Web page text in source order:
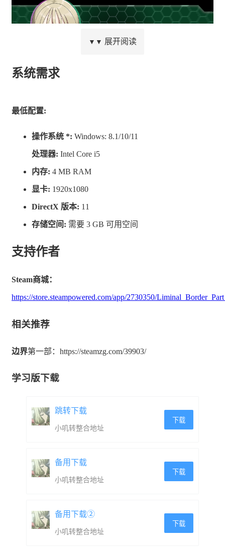
一种弱不禁风的感觉。
实际上，遇到危急情况时，她会展现出非凡的身手。
喜好甜食。
她不仅容貌出众、品行端正，且成绩优秀，堪称完美。在
然而，这只是她表面上的样子。实际上，她是个非常狡
猾、精于算计的恶女。
联手获得了大笔的收入。
一起摸索今后的方针。
▼▼ 展开阅读
系统需求
最低配置:
操作系统 *: Windows: 8.1/10/11
处理器: Intel Core i5
内存: 4 MB RAM
显卡: 1920x1080
DirectX 版本: 11
存储空间: 需要 3 GB 可用空间
支持作者
Steam商城：
https://store.steampowered.com/app/2730350/
相关推荐
边界第一部：https://steamzg.com/39903/
学习版下载
跳转下载
小叽转整合地址
下载
备用下载
小叽转整合地址
下载
备用下载②
小叽转整合地址
下载